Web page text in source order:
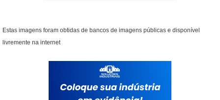
A expectativa de vida útil de uma impressora
multifuncional varia. Impressoras a laser geralmente
a resistência do equipamento a danos é um fator
importante. Comparar garantias e políticas de suporte
pode oferecer segurança adicional na escolha do
Estas imagens foram obtidas de bancos de imagens públicas e disponível
livremente na internet